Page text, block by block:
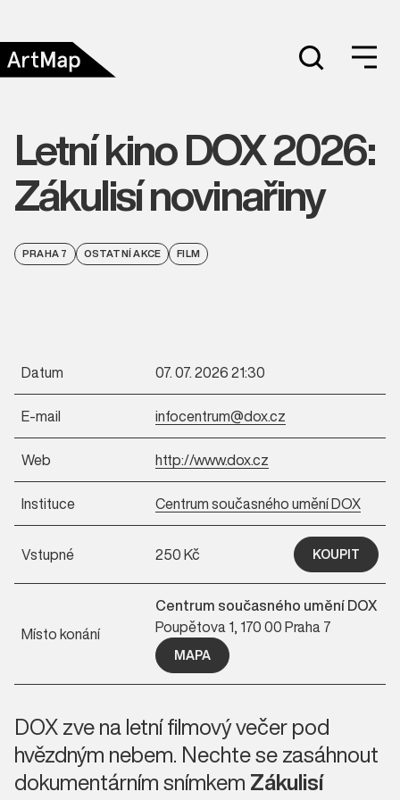
Letní kino DOX 2026:
Zákulisí novinařiny
PRAHA 7 OSTATNÍ AKCE FILM
Datum 07. 07. 2026 21:30
E-mail infocentrum@dox.cz
Web http://www.dox.cz
Instituce Centrum současného umění DOX
Vstupné 250 Kč KOUPIT
Místo konání
Centrum současného umění DOX
Poupětova 1, 170 00 Praha 7
MAPA
DOX zve na letní filmový večer pod
hvězdným nebem. Nechte se zasáhnout
dokumentárním snímkemZákulisí